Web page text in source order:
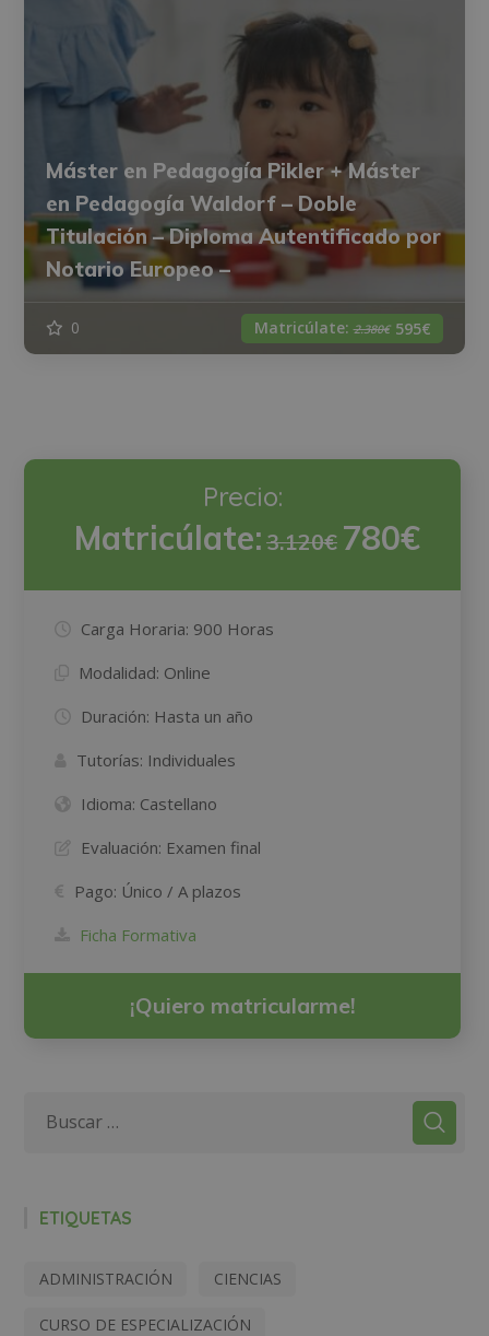
Máster en Pedagogía Pikler + Máster
en Pedagogía Waldorf – Doble
Titulación – Diploma Autentificado por
Notario Europeo –
0 Matricúlate:2.380€ 595€
Precio:
Matricúlate:3.120€ 780€
Carga Horaria: 900 Horas
Modalidad: Online
Duración: Hasta un año
Tutorías: Individuales
Idioma: Castellano
Evaluación: Examen final
Pago: Único / A plazos
Ficha Formativa
¡Quiero matricularme!
ETIQUETAS
ADMINISTRACIÓN CIENCIAS
CURSO DE ESPECIALIZACIÓN